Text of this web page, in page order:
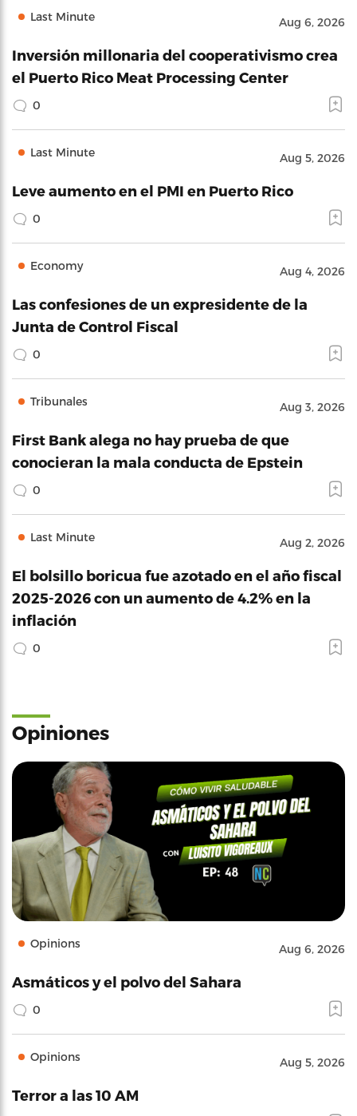
Last Minute Aug 6, 2026
Inversión millonaria del cooperativismo crea
el Puerto Rico Meat Processing Center
0
Last Minute Aug 5, 2026
Leve aumento en el PMI en Puerto Rico
0
Economy Aug 4, 2026
Las confesiones de un expresidente de la
Junta de Control Fiscal
0
Tribunales Aug 3, 2026
First Bank alega no hay prueba de que
conocieran la mala conducta de Epstein
0
Last Minute Aug 2, 2026
El bolsillo boricua fue azotado en el año fiscal
2025-2026 con un aumento de 4.2% en la
inflación
0
Opiniones
Opinions Aug 6, 2026
Asmáticos y el polvo del Sahara
0
Opinions Aug 5, 2026
Terror a las 10 AM